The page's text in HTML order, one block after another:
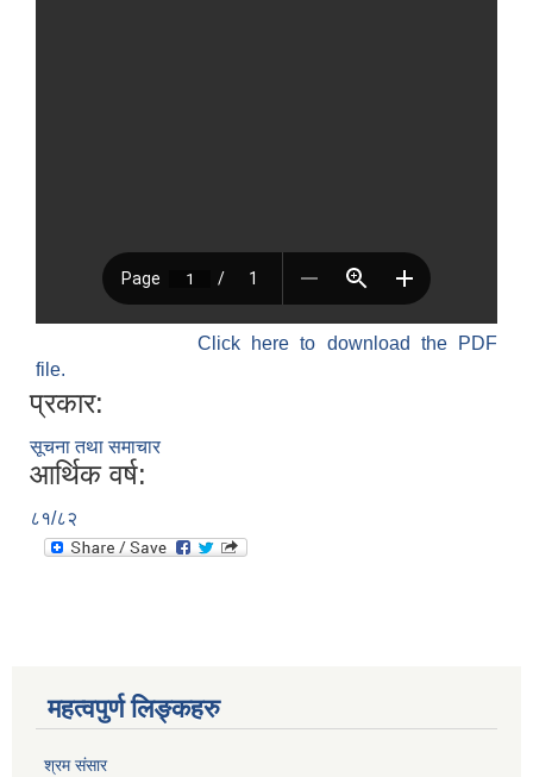
Click here to download the PDF
file.
प्रकार:
सूचना तथा समाचार
आर्थिक वर्ष:
८१/८२
महत्वपुर्ण लिङ्कहरु
श्रम संसार